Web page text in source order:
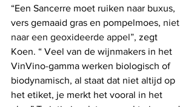
“Een Sancerre moet ruiken naar buxus,
vers gemaaid gras en pompelmoes, niet
naar een geoxideerde appel”, zegt
Koen. “ Veel van de wijnmakers in het
VinVino-gamma werken biologisch of
biodynamisch, al staat dat niet altijd op
het etiket, je merkt het vooral in het